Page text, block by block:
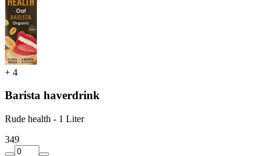
+ 4
Barista haverdrink
Rude health - 1 Liter
349